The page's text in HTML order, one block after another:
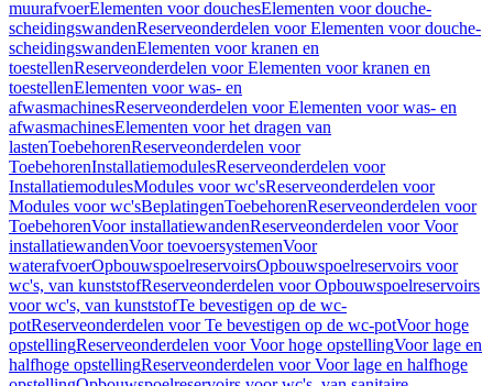
muurafvoerElementen voor douchesElementen voor douche-
scheidingswandenReserveonderdelen voor Elementen voor douche-
scheidingswandenElementen voor kranen en
toestellenReserveonderdelen voor Elementen voor kranen en
toestellenElementen voor was- en
afwasmachinesReserveonderdelen voor Elementen voor was- en
afwasmachinesElementen voor het dragen van
lastenToebehorenReserveonderdelen voor
ToebehorenInstallatiemodulesReserveonderdelen voor
InstallatiemodulesModules voor wc'sReserveonderdelen voor
Modules voor wc'sBeplatingenToebehorenReserveonderdelen voor
ToebehorenVoor installatiewandenReserveonderdelen voor Voor
installatiewandenVoor toevoersystemenVoor
waterafvoerOpbouwspoelreservoirsOpbouwspoelreservoirs voor
wc's, van kunststofReserveonderdelen voor Opbouwspoelreservoirs
voor wc's, van kunststofTe bevestigen op de wc-
potReserveonderdelen voor Te bevestigen op de wc-potVoor hoge
opstellingReserveonderdelen voor Voor hoge opstellingVoor lage en
halfhoge opstellingReserveonderdelen voor Voor lage en halfhoge